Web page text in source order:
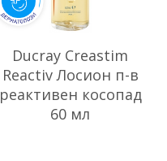
Ducray Creastim
Reactiv Лосион п-в
реактивен косопад
60 мл